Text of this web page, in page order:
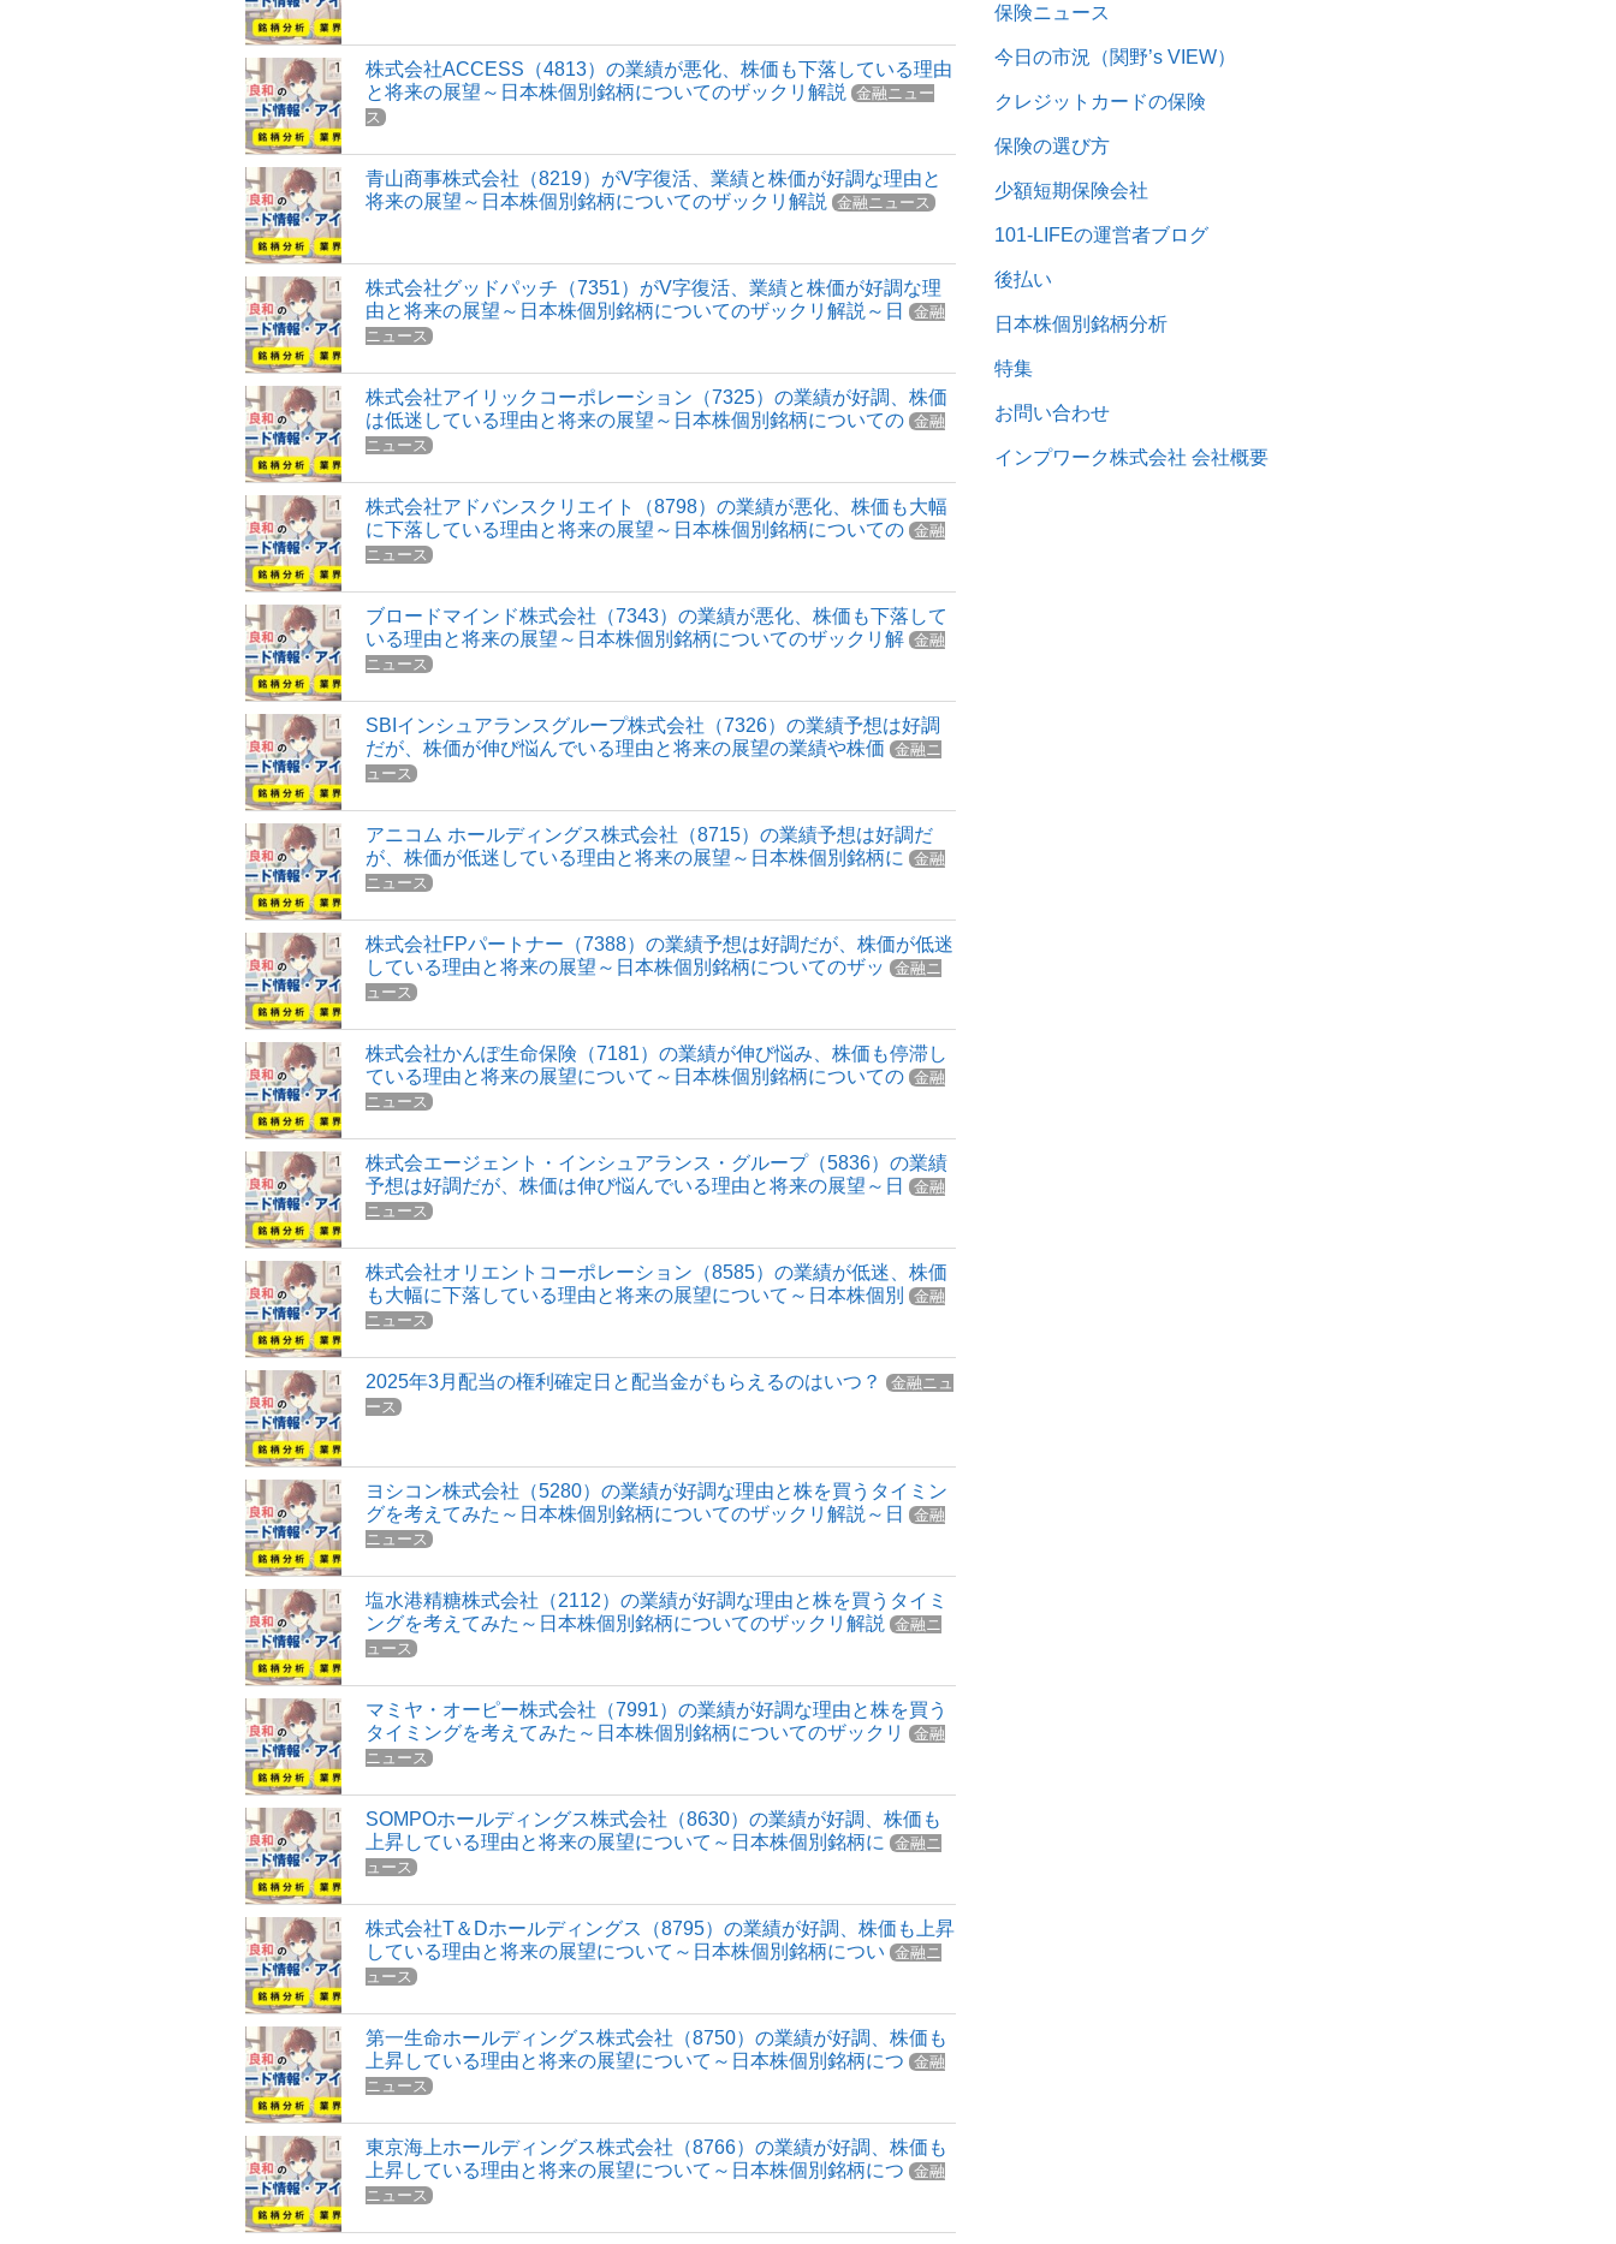
株式会社ACCESS（4813）の業績が悪化、株価も下落している理由
と将来の展望～日本株個別銘柄についてのザックリ解説
金融ニュー
ス
青山商事株式会社（8219）がV字復活、業績と株価が好調な理由と
将来の展望～日本株個別銘柄についてのザックリ解説
金融ニュース
株式会社グッドパッチ（7351）がV字復活、業績と株価が好調な理
由と将来の展望～日本株個別銘柄についてのザックリ解説～日
金融
ニュース
株式会社アイリックコーポレーション（7325）の業績が好調、株価
は低迷している理由と将来の展望～日本株個別銘柄についての 金融
ニュース
株式会社アドバンスクリエイト（8798）の業績が悪化、株価も大幅
に下落している理由と将来の展望～日本株個別銘柄についての 金融
ニュース
ブロードマインド株式会社（7343）の業績が悪化、株価も下落して
いる理由と将来の展望～日本株個別銘柄についてのザックリ解 金融
ニュース
SBIインシュアランスグループ株式会社（7326）の業績予想は好調
だが、株価が伸び悩んでいる理由と将来の展望の業績や株価
金融ニ
ュース
アニコム ホールディングス株式会社（8715）の業績予想は好調だ
が、株価が低迷している理由と将来の展望～日本株個別銘柄に
金融
ニュース
株式会社FPパートナー（7388）の業績予想は好調だが、株価が低迷
している理由と将来の展望～日本株個別銘柄についてのザッ
金融ニ
ュース
株式会社かんぽ生命保険（7181）の業績が伸び悩み、株価も停滞し
ている理由と将来の展望について～日本株個別銘柄についての 金融
ニュース
株式会エージェント・インシュアランス・グループ（5836）の業績
予想は好調だが、株価は伸び悩んでいる理由と将来の展望～日
金融
ニュース
株式会社オリエントコーポレーション（8585）の業績が低迷、株価
も大幅に下落している理由と将来の展望について～日本株個別
金融
ニュース
2025年3月配当の権利確定日と配当金がもらえるのはいつ？
金融ニュ
ース
ヨシコン株式会社（5280）の業績が好調な理由と株を買うタイミン
グを考えてみた～日本株個別銘柄についてのザックリ解説～日
金融
ニュース
塩水港精糖株式会社（2112）の業績が好調な理由と株を買うタイミ
ングを考えてみた～日本株個別銘柄についてのザックリ解説
金融ニ
ュース
マミヤ・オーピー株式会社（7991）の業績が好調な理由と株を買う
タイミングを考えてみた～日本株個別銘柄についてのザックリ
金融
ニュース
SOMPOホールディングス株式会社（8630）の業績が好調、株価も
上昇している理由と将来の展望について～日本株個別銘柄に
金融ニ
ュース
株式会社T＆Dホールディングス（8795）の業績が好調、株価も上昇
している理由と将来の展望について～日本株個別銘柄につい
金融ニ
ュース
第一生命ホールディングス株式会社（8750）の業績が好調、株価も
上昇している理由と将来の展望について～日本株個別銘柄につ
金融
ニュース
東京海上ホールディングス株式会社（8766）の業績が好調、株価も
上昇している理由と将来の展望について～日本株個別銘柄につ
金融
ニュース
保険ニュース
今日の市況（関野’s VIEW）
クレジットカードの保険
保険の選び方
少額短期保険会社
101-LIFEの運営者ブログ
後払い
日本株個別銘柄分析
特集
お問い合わせ
インプワーク株式会社 会社概要